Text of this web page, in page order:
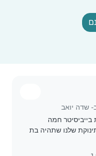
שדה יואב
חמה
שלנו שתהיה בת